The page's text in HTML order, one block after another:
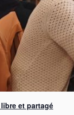
et partagé